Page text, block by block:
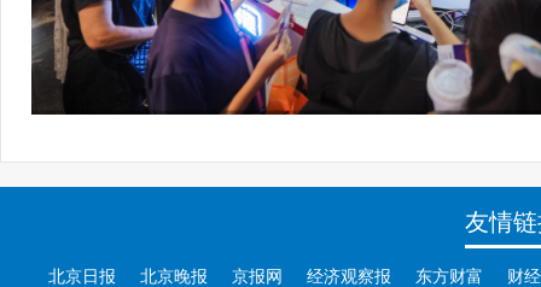
友情
北京日报 北京晚报 京报网 经济观察报 东方财富 财